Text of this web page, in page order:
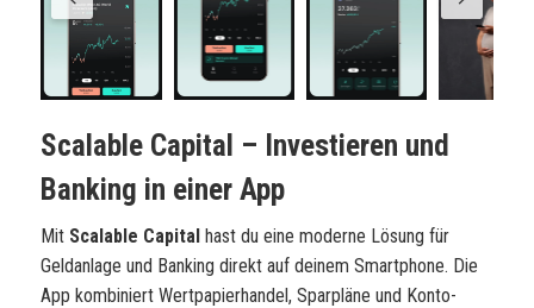
Scalable Capital – Investieren und
Banking in einer App
Mit Scalable Capital hast du eine moderne Lösung für
Geldanlage und Banking direkt auf deinem Smartphone. Die
App kombiniert Wertpapierhandel, Sparpläne und Konto-